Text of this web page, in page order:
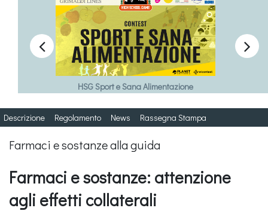
HSG Sport e Sana Alimentazione
 
Descrizione Regolamento News Rassegna Stampa
Farmaci e sostanze alla guida
Farmaci e sostanze: attenzione
agli effetti collaterali